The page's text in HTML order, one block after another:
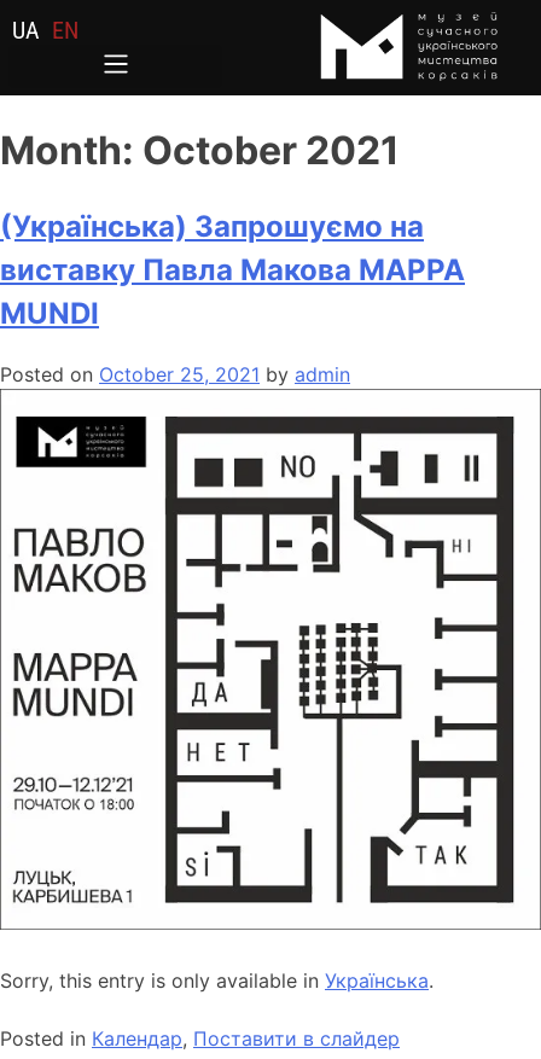
UA EN
Month: October 2021
(Українська) Запрошуємо на
виставку Павла Макова MAPPA
MUNDI
Posted on October 25, 2021 by admin
Sorry, this entry is only available in Українська.
Posted in Календар, Поставити в слайдер